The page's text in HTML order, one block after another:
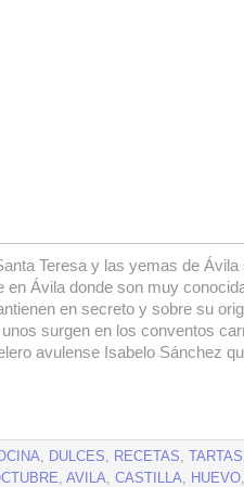
Teresa y las yemas de Ávila
en Ávila donde son muy
en secreto y sobre su
surgen en los conventos
avulense Isabelo Sánchez
, DULCES, RECETAS,
, AVILA, CASTILLA, HUEVO